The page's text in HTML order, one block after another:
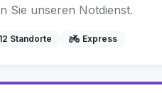
Sie unseren Notdienst.
12 Standorte Express